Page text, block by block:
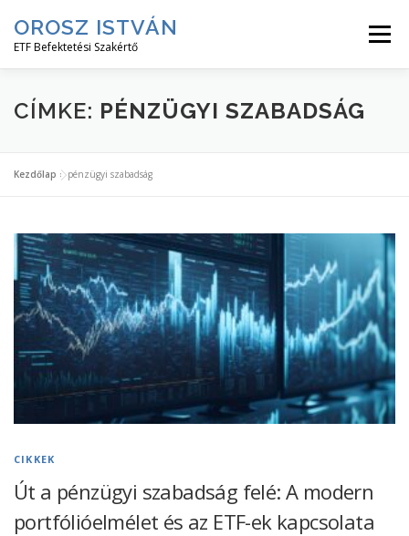
tartalomhoz
OROSZ ISTVÁN
ETF Befektetési Szakértő
Menü
KEZDJ ITT! ETF HÍREK ETF CIKKEK
ETF MESTERKURZUS
CÍMKE: PÉNZÜGYI SZABADSÁG
Kezdőlap »pénzügyi szabadság
CIKKEK
Út a pénzügyi szabadság felé: A modern
portfólióelmélet és az ETF-ek kapcsolata